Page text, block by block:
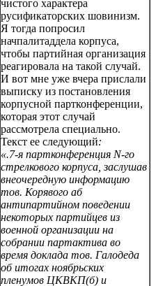
чистого характера
русификаторских шовинизм.
Я тогда попросил
начпалитаддела корпуса,
чтобы партийная организация
реагировала на такой случай.
И вот мне уже вчера прислали
выписку из постановления
корпусной партконференции,
которая этот случай
рассмотрела специально.
Текст ее следующий:
«.7-я партконференция N-го
стрелкового корпуса, заслушав
внеочередную информацию
тов. Корявого аб
антипартийном поведении
некоторых партийцев из
военной организации на
собрании партактива во
время доклада тов. Галодеда
об итогах ноябрьских
пленумов ЦКВКП(б) и